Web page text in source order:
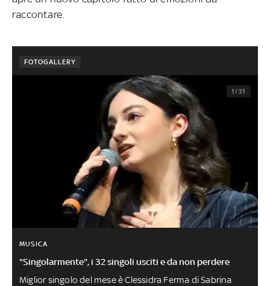
raccontare.
FOTOGALLERY
1/31
MUSICA
"Singolarmente", i 32 singoli usciti e da non perdere
Miglior singolo del mese è Clessidra Ferma di Sabrina